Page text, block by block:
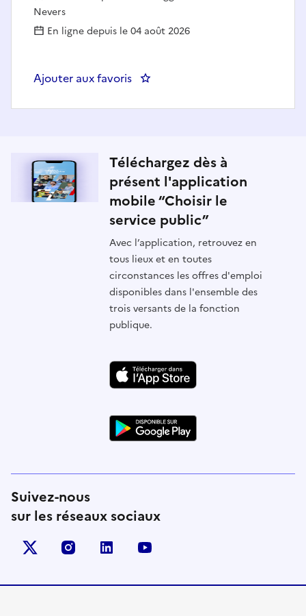
Nevers
En ligne depuis le 04 août 2026
Ajouter aux favoris : Médecin pneumologue H/F)
Téléchargez dès à
présent l'application
mobile “Choisir le
service public”
Avec l’application, retrouvez en
tous lieux et en toutes
circonstances les offres d'emploi
disponibles dans l'ensemble des
trois versants de la fonction
publique.
Suivez-nous
sur les réseaux sociaux
X (anciennement Twitter)
instagramlinkedin